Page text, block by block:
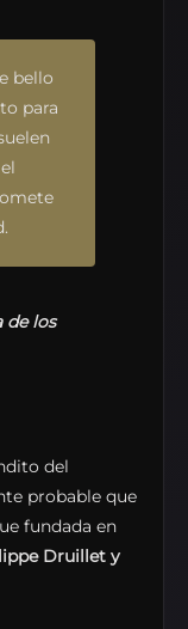
bello
para
de los
del
probable que
fundada en
Druillet y